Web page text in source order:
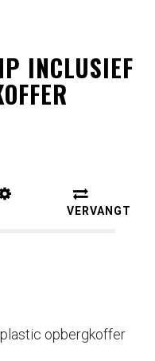
INCLUSIEF
VERVANGT
opbergkoffer